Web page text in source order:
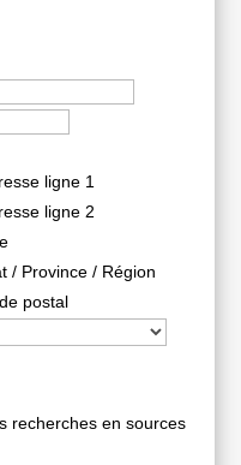
ligne 1
ligne 2
/ Province / Région
postal
recherches en sources